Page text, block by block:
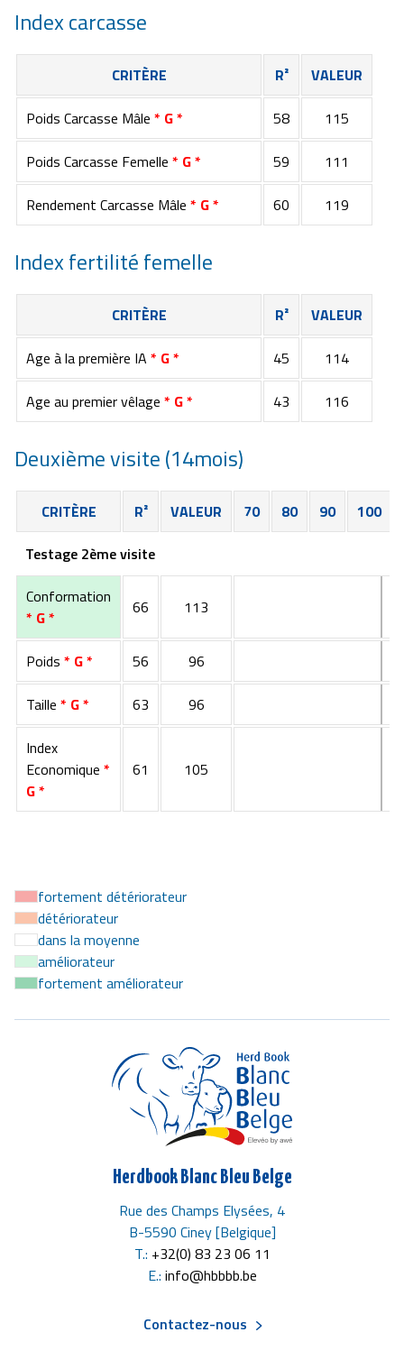
Index carcasse
CRITÈRE R²
VALEUR
Poids Carcasse Mâle * G * 58
115
Poids Carcasse Femelle * G * 59
111
Rendement Carcasse Mâle * G * 60 119
Index fertilité femelle
CRITÈRE R²
VALEUR
Age à la première IA * G * 45
114
Age au premier vêlage * G * 43 116
Deuxième visite (14mois)
CRITÈRE R² VALEUR 70 80 90 100
Testage 2ème visite
Conformation
* G *
66 113
Poids * G * 56
96
Taille * G * 63
96
Index
Economique *
G *
61 105
fortement détériorateur
détériorateur
dans la moyenne
améliorateur
fortement améliorateur
Herdbook Blanc Bleu Belge
Rue des Champs Elysées, 4
B-5590 Ciney [Belgique]
T.: +32(0) 83 23 06 11
E.: info@hbbbb.be
Contactez-nous